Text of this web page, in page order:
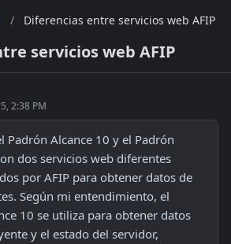
/ Diferencias entre servicios web AFIP
servicios web AFIP
2:38 PM
Padrón Alcance 10 y el Padrón
dos servicios web diferentes
por AFIP para obtener datos de
Según mi entendimiento, el
10 se utiliza para obtener datos
y el estado del servidor,